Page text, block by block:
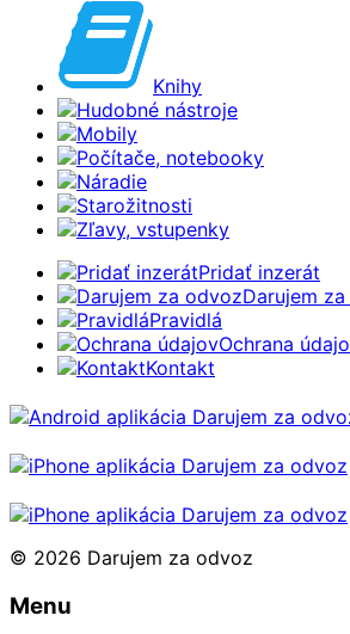
Knihy
Hudobné nástroje
Mobily
Počítače, notebooky
Náradie
Starožitnosti
Zľavy, vstupenky
Pridať inzerát
Darujem
Pravidlá
Ochrana
Kontakt
© 2026 Darujem za odvoz
Menu